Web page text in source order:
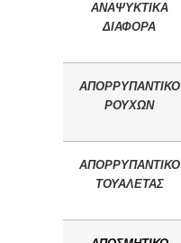
ΑΝΑΨΥΚΤΙΚΑ
ΔΙΑΦΟΡΑ
ΑΠΟΡΡΥΠΑΝΤΙΚΟ
ΡΟΥΧΩΝ
ΑΠΟΡΡΥΠΑΝΤΙΚΟ
ΤΟΥΑΛΕΤΑΣ